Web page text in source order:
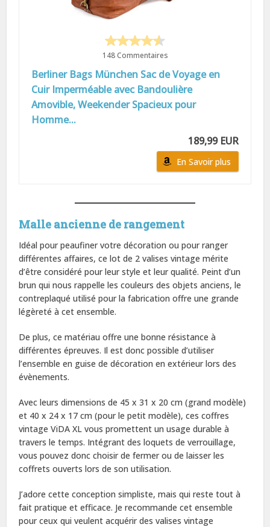
148 Commentaires
Berliner Bags München Sac de Voyage en
Cuir Imperméable avec Bandoulière
Amovible, Weekender Spacieux pour
Homme...
189,99 EUR
En Savoir plus
Malle ancienne de rangement
Idéal pour peaufiner votre décoration ou pour ranger
différentes affaires, ce lot de 2 valises vintage mérite
d’être considéré pour leur style et leur qualité. Peint d’un
brun qui nous rappelle les couleurs des objets anciens, le
contreplaqué utilisé pour la fabrication offre une grande
légèreté à cet ensemble.
De plus, ce matériau offre une bonne résistance à
différentes épreuves. Il est donc possible d’utiliser
l’ensemble en guise de décoration en extérieur lors des
évènements.
Avec leurs dimensions de 45 x 31 x 20 cm (grand modèle)
et 40 x 24 x 17 cm (pour le petit modèle), ces coffres
vintage ViDA XL vous promettent un usage durable à
travers le temps. Intégrant des loquets de verrouillage,
vous pouvez donc choisir de fermer ou de laisser les
coffrets ouverts lors de son utilisation.
J’adore cette conception simpliste, mais qui reste tout à
fait pratique et efficace. Je recommande cet ensemble
pour ceux qui veulent acquérir des valises vintage